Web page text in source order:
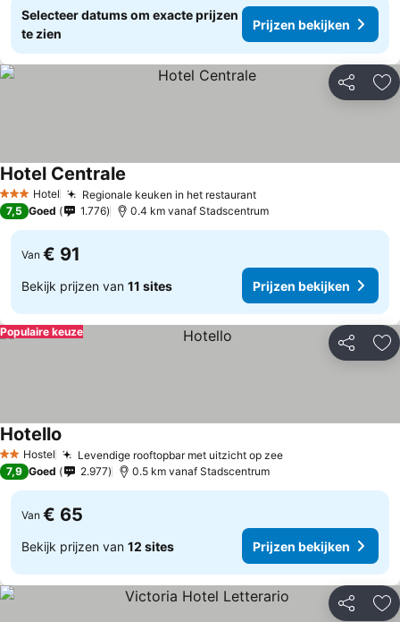
Selecteer datums om exacte prijzen
te zien
Prijzen bekijken
Delen
3 SterrenHotel Regionale keuken in het restaurant
Hotel Centrale
7,5 Goed 1.776 0.4 km vanaf Stadscentrum
Van € 91
Bekijk prijzen van 11 sites Prijzen bekijken
Delen
Populaire keuze
2 Sterren
Hostel Levendige rooftopbar met uitzicht op zee
Hotello
7,9 Goed 2.977 0.5 km vanaf Stadscentrum
Van € 65
Bekijk prijzen van 12 sites Prijzen bekijken
Delen